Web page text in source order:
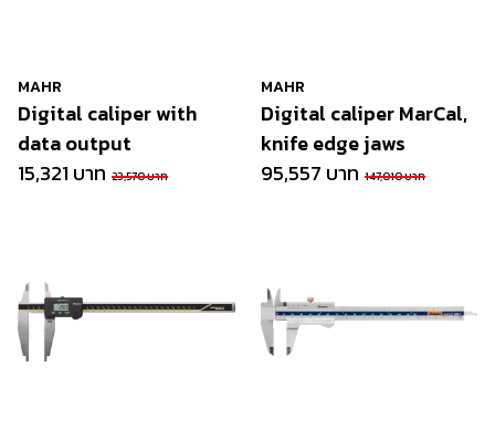
MAHR
Digital caliper with
data output
15,321 บาท 23,570 บาท
MAHR
Digital caliper MarCal,
knife edge jaws
95,557 บาท 147,010 บาท